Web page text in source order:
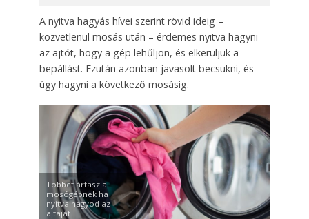
A nyitva hagyás hívei szerint rövid ideig –
közvetlenül mosás után – érdemes nyitva hagyni
az ajtót, hogy a gép lehűljön, és elkerüljük a
bepállást. Ezután azonban javasolt becsukni, és
úgy hagyni a következő mosásig.
Többet ártasz a
mosógépnek ha
nyitva hagyod az
ajtaját